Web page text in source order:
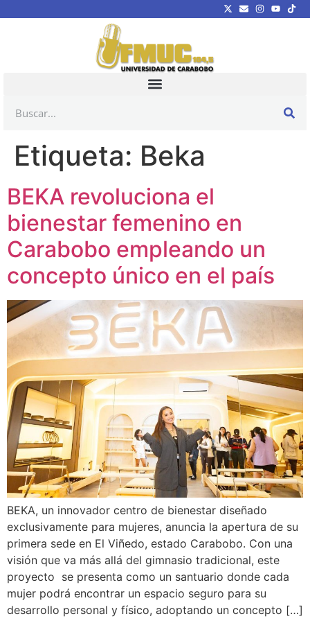
Etiqueta: Beka
BEKA revoluciona el
bienestar femenino en
Carabobo empleando un
concepto único en el país
BEKA, un innovador centro de bienestar diseñado
exclusivamente para mujeres, anuncia la apertura de su
primera sede en El Viñedo, estado Carabobo. Con una
visión que va más allá del gimnasio tradicional, este
proyecto se presenta como un santuario donde cada
mujer podrá encontrar un espacio seguro para su
desarrollo personal y físico, adoptando un concepto […]